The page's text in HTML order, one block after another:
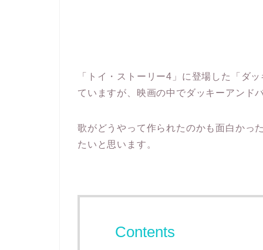
「トイ・ストーリー4」に登場した「ダ
ていますが、映画の中でダッキーアンド
歌がどうやって作られたのかも面白かっ
たいと思います。
Contents